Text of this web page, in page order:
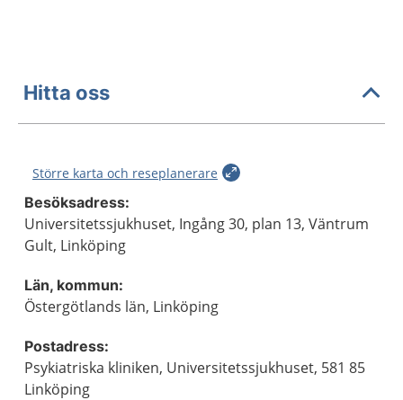
Hitta oss
Större karta och reseplanerare
Besöksadress:
Universitetssjukhuset, Ingång 30, plan 13, Väntrum
Gult, Linköping
Län, kommun:
Östergötlands län, Linköping
Postadress:
Psykiatriska kliniken, Universitetssjukhuset, 581 85
Linköping